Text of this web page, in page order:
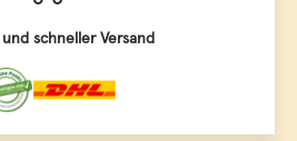
schneller Versand